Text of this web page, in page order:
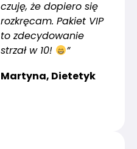
czuję, że dopiero się
rozkręcam. Pakiet VIP
to zdecydowanie
strzał w 10!
”
Martyna, Dietetyk